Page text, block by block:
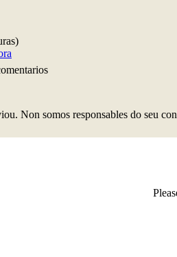
Non somos responsables do seu